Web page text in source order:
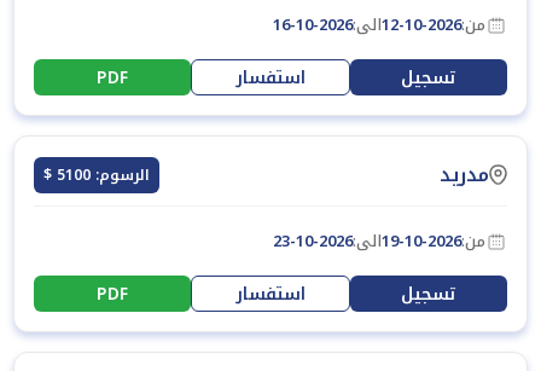
من:12-10-2026الى:16-10-2026
تسجيل استفسار PDF
مدريد الرسوم: 5100 $
من:19-10-2026الى:23-10-2026
تسجيل استفسار PDF